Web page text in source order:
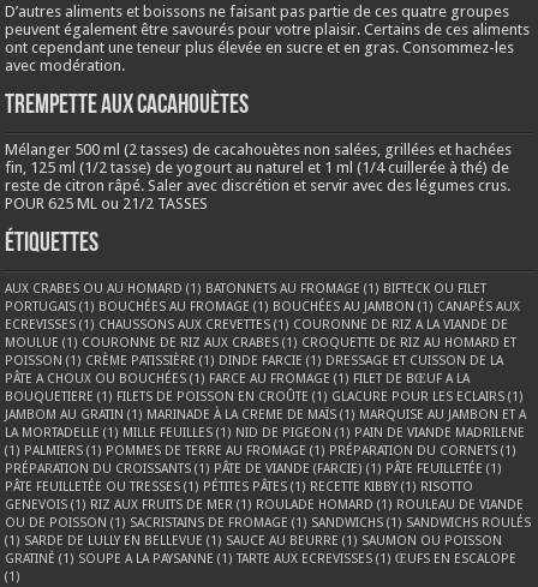
D’autres aliments et boissons ne faisant pas partie de ces quatre groupes
peuvent également être savourés pour votre plaisir. Certains de ces aliments
ont cependant une teneur plus élevée en sucre et en gras. Consommez-les
avec modération.
Trempette aux cacahouètes
Mélanger 500 ml (2 tasses) de cacahouètes non salées, grillées et hachées
fin, 125 ml (1/2 tasse) de yogourt au naturel et 1 ml (1/4 cuillerée à thé) de
reste de citron râpé. Saler avec discrétion et servir avec des légumes crus.
POUR 625 ML ou 21/2 TASSES
Étiquettes
AUX CRABES OU AU HOMARD (1) BATONNETS AU FROMAGE (1) BIFTECK OU FILET
PORTUGAIS (1) BOUCHÉES AU FROMAGE (1) BOUCHÉES AU JAMBON (1) CANAPÉS AUX
ECREVISSES (1) CHAUSSONS AUX CREVETTES (1) COURONNE DE RIZ A LA VIANDE DE
MOULUE (1) COURONNE DE RIZ AUX CRABES (1) CROQUETTE DE RIZ AU HOMARD ET
POISSON (1) CRÈME PATISSIÈRE (1) DINDE FARCIE (1) DRESSAGE ET CUISSON DE LA
PÂTE A CHOUX OU BOUCHÉES (1) FARCE AU FROMAGE (1) FILET DE BŒUF A LA
BOUQUETIERE (1) FILETS DE POISSON EN CROÛTE (1) GLACURE POUR LES ECLAIRS (1)
JAMBOM AU GRATIN (1) MARINADE À LA CREME DE MAÏS (1) MARQUISE AU JAMBON ET A
LA MORTADELLE (1) MILLE FEUILLES (1) NID DE PIGEON (1) PAIN DE VIANDE MADRILENE
(1) PALMIERS (1) POMMES DE TERRE AU FROMAGE (1) PRÉPARATION DU CORNETS (1)
PRÉPARATION DU CROISSANTS (1) PÂTE DE VIANDE (FARCIE) (1) PÂTE FEUILLETÉE (1)
PÂTE FEUILLETÉE OU TRESSES (1) PÉTITES PÂTES (1) RECETTE KIBBY (1) RISOTTO
GENEVOIS (1) RIZ AUX FRUITS DE MER (1) ROULADE HOMARD (1) ROULEAU DE VIANDE
OU DE POISSON (1) SACRISTAINS DE FROMAGE (1) SANDWICHS (1) SANDWICHS ROULÉS
(1) SARDE DE LULLY EN BELLEVUE (1) SAUCE AU BEURRE (1) SAUMON OU POISSON
GRATINÉ (1) SOUPE A LA PAYSANNE (1) TARTE AUX ECREVISSES (1) ŒUFS EN ESCALOPE
(1)